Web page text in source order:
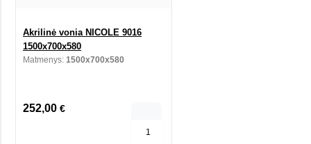
Akrilinė vonia NICOLE 9016
1500x700x580
Matmenys: 1500x700x580
252,00 €